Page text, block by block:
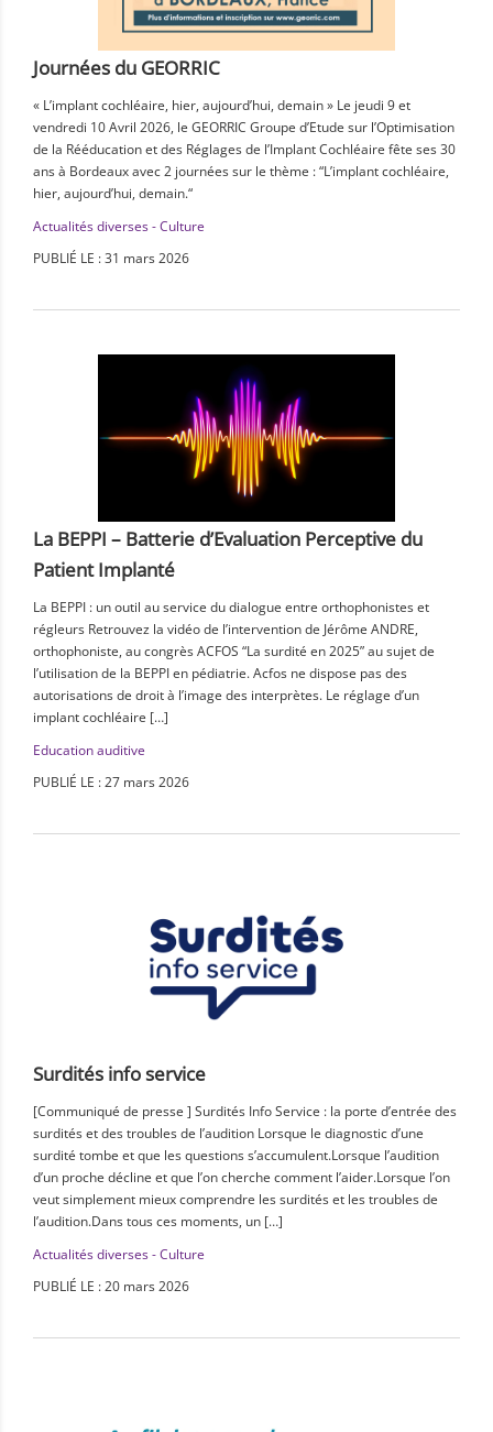
Journées du GEORRIC
« L’implant cochléaire, hier, aujourd’hui, demain » Le jeudi 9 et
vendredi 10 Avril 2026, le GEORRIC Groupe d’Etude sur l’Optimisation
de la Rééducation et des Réglages de l’Implant Cochléaire fête ses 30
ans à Bordeaux avec 2 journées sur le thème : “L’implant cochléaire,
hier, aujourd’hui, demain.“
Actualités diverses - Culture
PUBLIÉ LE : 31 mars 2026
La BEPPI – Batterie d’Evaluation Perceptive du
Patient Implanté
La BEPPI : un outil au service du dialogue entre orthophonistes et
régleurs Retrouvez la vidéo de l’intervention de Jérôme ANDRE,
orthophoniste, au congrès ACFOS “La surdité en 2025” au sujet de
l’utilisation de la BEPPI en pédiatrie. Acfos ne dispose pas des
autorisations de droit à l’image des interprètes. Le réglage d’un
implant cochléaire […]
Education auditive
PUBLIÉ LE : 27 mars 2026
Surdités info service
[Communiqué de presse ] Surdités Info Service : la porte d’entrée des
surdités et des troubles de l’audition Lorsque le diagnostic d’une
surdité tombe et que les questions s’accumulent.Lorsque l’audition
d’un proche décline et que l’on cherche comment l’aider.Lorsque l’on
veut simplement mieux comprendre les surdités et les troubles de
l’audition.Dans tous ces moments, un […]
Actualités diverses - Culture
PUBLIÉ LE : 20 mars 2026